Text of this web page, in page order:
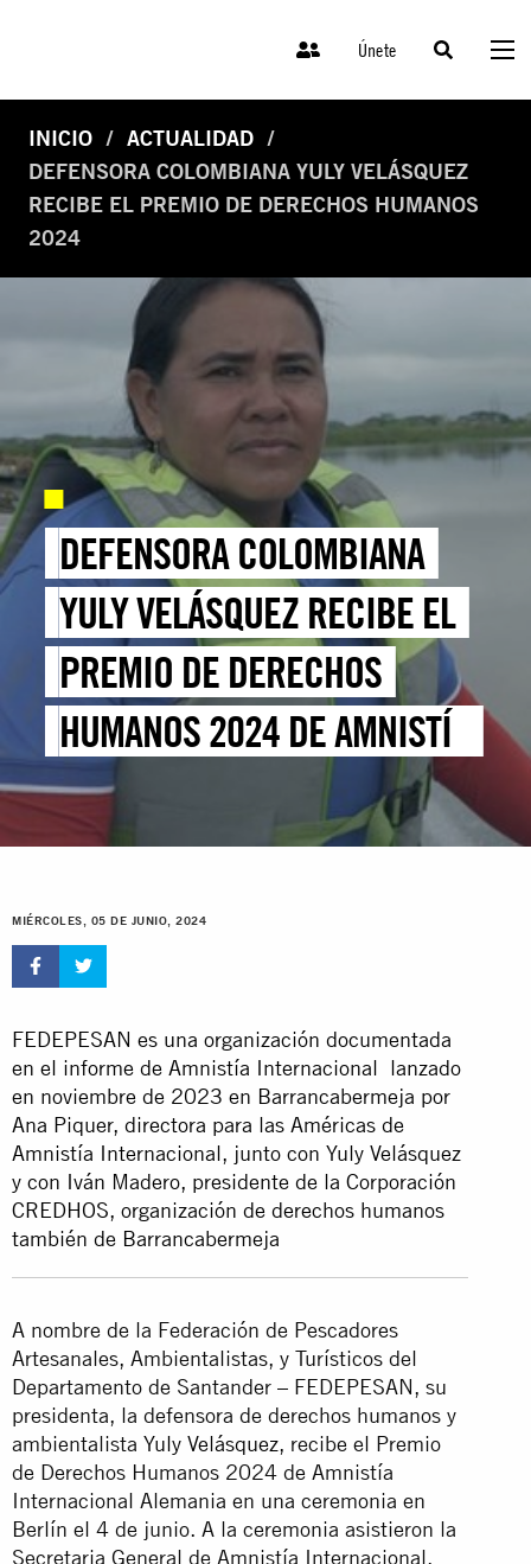
Únete
INICIO
ACTUALIDAD
DEFENSORA COLOMBIANA YULY VELÁSQUEZ
RECIBE EL PREMIO DE DERECHOS HUMANOS
2024
DEFENSORA COLOMBIANA
YULY VELÁSQUEZ RECIBE EL
PREMIO DE DERECHOS
HUMANOS 2024 DE AMNISTÍA
INTERNACIONAL ALEMANIA
MIÉRCOLES, 05 DE JUNIO, 2024
FEDEPESAN es una organización documentada
en el informe de Amnistía Internacional lanzado
en noviembre de 2023 en Barrancabermeja por
Ana Piquer, directora para las Américas de
Amnistía Internacional, junto con Yuly Velásquez
y con Iván Madero, presidente de la Corporación
CREDHOS, organización de derechos humanos
también de Barrancabermeja
A nombre de la Federación de Pescadores
Artesanales, Ambientalistas, y Turísticos del
Departamento de Santander – FEDEPESAN, su
presidenta, la defensora de derechos humanos y
ambientalista Yuly Velásquez, recibe el Premio
de Derechos Humanos 2024 de Amnistía
Internacional Alemania en una ceremonia en
Berlín el 4 de junio. A la ceremonia asistieron la
Secretaria General de Amnistía Internacional,